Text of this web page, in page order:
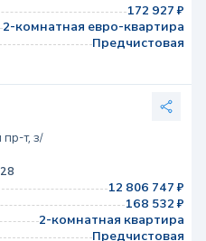
172 927 ₽
2-комнатная евро-квартира
Предчистовая
т, з/
12 806 747 ₽
168 532 ₽
2-комнатная квартира
Предчистовая